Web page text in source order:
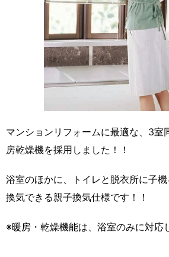
マンションリフォームに最適な、3室
房乾燥機を採用しました！！
浴室のほかに、トイレと脱衣所に子
換気できる親子換気仕様です！！
※暖房・乾燥機能は、浴室のみに対応